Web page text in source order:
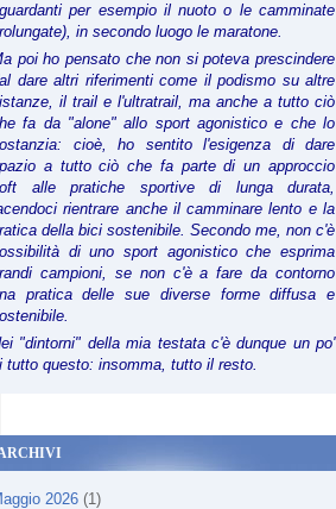
per esempio il nuoto o le camminate
in secondo luogo le maratone.
poi ho pensato che non si poteva prescindere
dare altri riferimenti come il podismo su altre
il trail e l'ultratrail, ma anche a tutto ciò
fa da "alone" allo sport agonistico e che lo
cioè, ho sentito l'esigenza di dare
a tutto ciò che fa parte di un approccio
alle pratiche sportive di lunga durata,
rientrare anche il camminare lento e la
della bici sostenibile. Secondo me, non c'è
di uno sport agonistico che esprima
campioni, se non c'è a fare da contorno
pratica delle sue diverse forme diffusa e
"dintorni" della mia testata c'è dunque un po'
tutto questo: insomma, tutto il resto.
2026 (1)